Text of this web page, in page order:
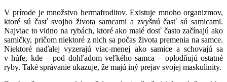
V prírode je množstvo hermafroditov. Existuje mnoho organizmov,
ktoré sú časť svojho života samcami a zvyšnú časť sú samicami.
Najviac to vidno na rybách, ktoré ako malé dosť často začínajú ako
samičky, pričom niektoré z nich sa počas života premenia na samce.
Niektoré naďalej vyzerajú viac-menej ako samice a schovajú sa
v húfe, kde – pod dohľadom veľkého samca – oplodňujú ostatné
ryby. Také správanie ukazuje, že majú iný prejav svojej maskulinity.